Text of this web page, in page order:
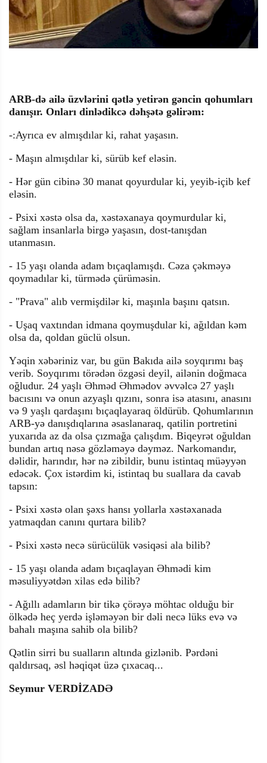
ARB-də ailə üzvlərini qətlə yetirən gəncin qohumları
danışır. Onları dinlədikcə dəhşətə gəlirəm:
-:Ayrıca ev almışdılar ki, rahat yaşasın.
- Maşın almışdılar ki, sürüb kef eləsin.
- Hər gün cibinə 30 manat qoyurdular ki, yeyib-içib kef
eləsin.
- Psixi xəstə olsa da, xəstəxanaya qoymurdular ki,
sağlam insanlarla birgə yaşasın, dost-tanışdan
utanmasın.
- 15 yaşı olanda adam bıçaqlamışdı. Cəza çəkməyə
qoymadılar ki, türmədə çürüməsin.
- "Prava" alıb vermişdilər ki, maşınla başını qatsın.
- Uşaq vaxtından idmana qoymuşdular ki, ağıldan kəm
olsa da, qoldan güclü olsun.
Yəqin xəbəriniz var, bu gün Bakıda ailə soyqırımı baş
verib. Soyqırımı törədən özgəsi deyil, ailənin doğmaca
oğludur. 24 yaşlı Əhməd Əhmədov əvvəlcə 27 yaşlı
bacısını və onun azyaşlı qızını, sonra isə atasını, anasını
və 9 yaşlı qardaşını bıçaqlayaraq öldürüb. Qohumlarının
ARB-yə danışdıqlarına əsaslanaraq, qatilin portretini
yuxarıda az da olsa çızmağa çalışdım. Biqeyrət oğuldan
bundan artıq nəsə gözləməyə dəyməz. Narkomandır,
dəlidir, harındır, hər nə zibildir, bunu istintaq müəyyən
edəcək. Çox istərdim ki, istintaq bu suallara da cavab
tapsın:
- Psixi xəstə olan şəxs hansı yollarla xəstəxanada
yatmaqdan canını qurtara bilib?
- Psixi xəstə necə sürücülük vəsiqəsi ala bilib?
- 15 yaşı olanda adam bıçaqlayan Əhmədi kim
məsuliyyətdən xilas edə bilib?
- Ağıllı adamların bir tikə çörəyə möhtac olduğu bir
ölkədə heç yerdə işləməyən bir dəli necə lüks evə və
bahalı maşına sahib ola bilib?
Qətlin sirri bu sualların altında gizlənib. Pərdəni
qaldırsaq, əsl həqiqət üzə çıxacaq...
Seymur VERDİZADƏ